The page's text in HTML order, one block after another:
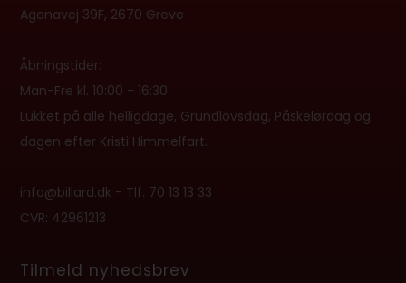
Agenavej 39F, 2670 Greve
Åbningstider:
Man-Fre kl. 10:00 - 16:30
Lukket på alle helligdage, Grundlovsdag, Påskelørdag og
dagen efter Kristi Himmelfart.
info@billard.dk - Tlf. 70 13 13 33
CVR: 42961213
Tilmeld nyhedsbrev